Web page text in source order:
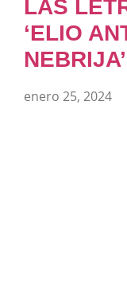
LAS
‘ELIO
enero 25, 2024